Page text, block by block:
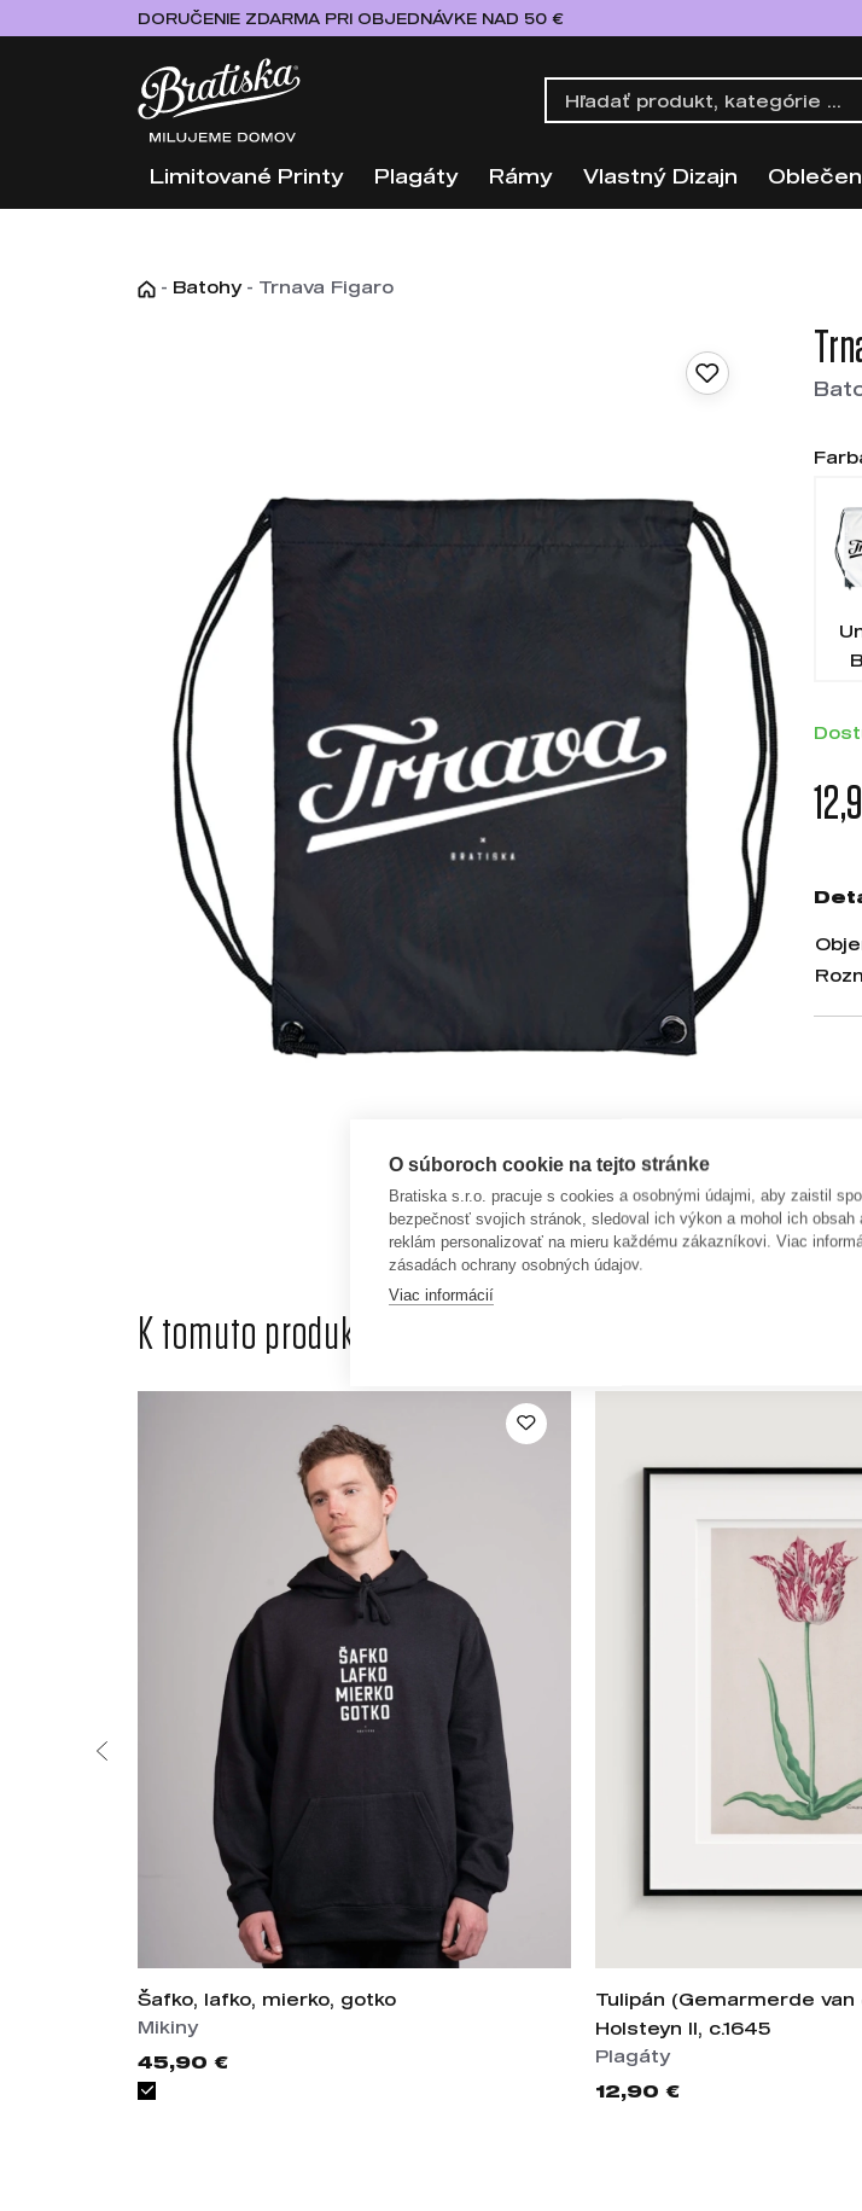
DORUČENIE ZDARMA PRI OBJEDNÁVKE NAD 50 €
Limitované Printy Plagáty Rámy Vlastný Dizajn
- Batohy - Trnava Figaro
K tomuto produktu odporúčame dokúpiť aj
Šafko, lafko, mierko, gotko
Mikiny
45,90 €
Tulipán (Gemarmerde
Holsteyn II, c.1645
Plagáty
12,90 €
O súboroch cookie na tejto stránke
Bratiska s.r.o. pracuje s cookies a osobnými údajmi, aby zaistil
bezpečnosť svojich stránok, sledoval ich výkon a mohol ich obsah
reklám personalizovať na mieru každému zákazníkovi. Viac
zásadách ochrany osobných údajov.
Viac informácií